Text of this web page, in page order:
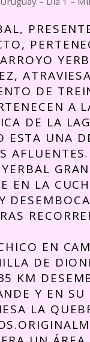
DE
A
DE LA
ESTA UNA
AFLUENTES.
EN LA
EN
DE
KM
Y EN SU
LA